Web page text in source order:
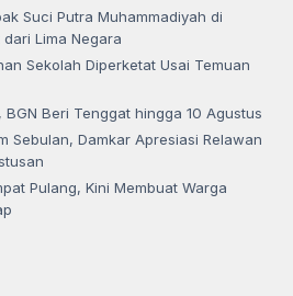
Suci Putra Muhammadiyah di
Lima Negara
Sekolah Diperketat Usai Temuan
BGN Beri Tenggat hingga 10 Agustus
Sebulan, Damkar Apresiasi Relawan
Pulang, Kini Membuat Warga